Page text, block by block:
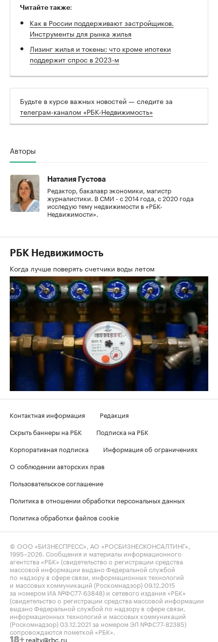
Читайте также:
Как в России поддерживают застройщиков.
Инструменты для рынка жилья
Лизинг жилья и токeны: что кроме ипотеки
поддержит спрос в 2023-м
Будьте в курсе важных новостей — следите за
телеграм-каналом «РБК-Недвижимость»
Авторы
Наталия Густова
Редактор, бакалавр экономики, магистр
журналистики. В СМИ - с 2014 года, с 2020 года
исследую тему недвижимости в «РБК-
Недвижимости».
РБК Недвижимость
Когда лучше поверять счетчики воды летом
Контактная информация
Редакция
Скрыть баннеры на РБК
Подписка на РБК
Корпоративная подписка
Информация об ограничениях
О соблюдении авторских прав
Пользовательское соглашение
Политика в отношении обработки персональных данных
Политика обработки файлов cookie
© ООО «БИЗНЕСПРЕСС», АО «РОСБИЗНЕСКОНСАЛТИНГ»,
1995–2026 . Сообщения и материалы информационного
агентства «РБК» (свидетельство о регистрации средства
массовой информации выдано Федеральной службой
по надзору в сфере связи, информационных технологий
и массовых коммуникаций (Роскомнадзор) 09.12.2015
за номером ИА №ФС77-63848) и сетевого издания «РБК»
(свидетельство о регистрации средства массовой информации
выдано Федеральной службой по надзору в сфере связи,
информационных технологий и массовых коммуникаций
(Роскомнадзор) 03.12.2021 за номером ЭЛ №ФС77-82385)
сопровождаются пометкой «РБК».
18+ realty@rbc.ru